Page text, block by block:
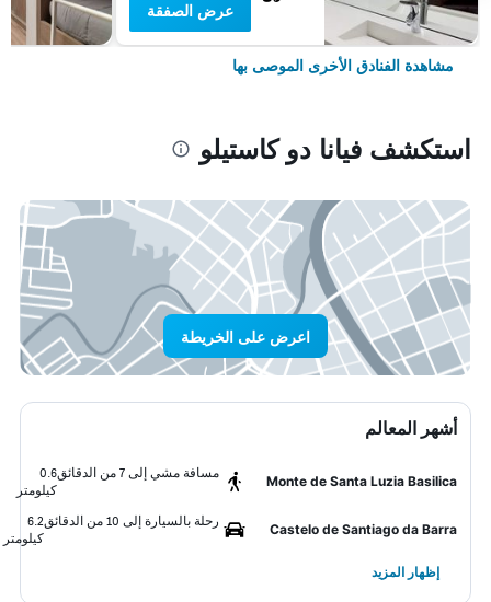
عرض الصفقة
مشاهدة الفنادق الأخرى الموصى بها
استكشف فيانا دو كاستيلو
اعرض على الخريطة
أشهر المعالم
Monte de Santa Luzia Basilica
مسافة مشي إلى 7 من الدقائق
0.6
كيلومتر
Castelo de Santiago da Barra
رحلة بالسيارة إلى 10 من الدقائق
6.2
كيلومتر
إظهار المزيد